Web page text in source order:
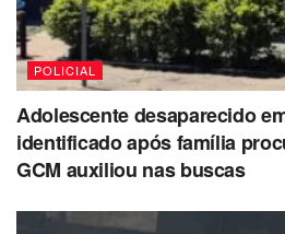
POLICIAL
Adolescente desaparecido
identificado após família
GCM auxiliou nas buscas